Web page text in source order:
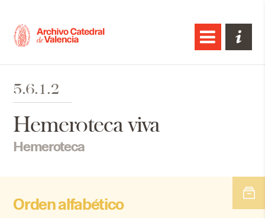
5.6.1.2
Hemeroteca viva
Hemeroteca
Orden alfabético